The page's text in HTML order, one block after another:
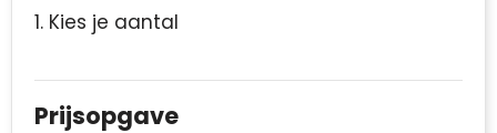
1. Kies je aantal
Prijsopgave